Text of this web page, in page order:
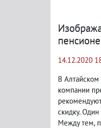
14.12.2020
В
компании
скидку.
Между тем,